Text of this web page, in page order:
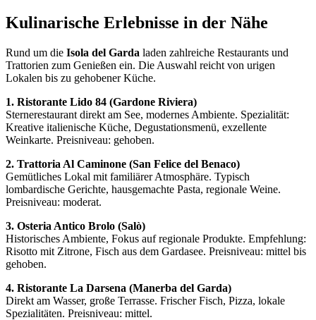
Kulinarische Erlebnisse in der Nähe
Rund um die Isola del Garda laden zahlreiche Restaurants und
Trattorien zum Genießen ein. Die Auswahl reicht von urigen
Lokalen bis zu gehobener Küche.
1. Ristorante Lido 84 (Gardone Riviera)
Sternerestaurant direkt am See, modernes Ambiente. Spezialität:
Kreative italienische Küche, Degustationsmenü, exzellente
Weinkarte. Preisniveau: gehoben.
2. Trattoria Al Caminone (San Felice del Benaco)
Gemütliches Lokal mit familiärer Atmosphäre. Typisch
lombardische Gerichte, hausgemachte Pasta, regionale Weine.
Preisniveau: moderat.
3. Osteria Antico Brolo (Salò)
Historisches Ambiente, Fokus auf regionale Produkte. Empfehlung:
Risotto mit Zitrone, Fisch aus dem Gardasee. Preisniveau: mittel bis
gehoben.
4. Ristorante La Darsena (Manerba del Garda)
Direkt am Wasser, große Terrasse. Frischer Fisch, Pizza, lokale
Spezialitäten. Preisniveau: mittel.